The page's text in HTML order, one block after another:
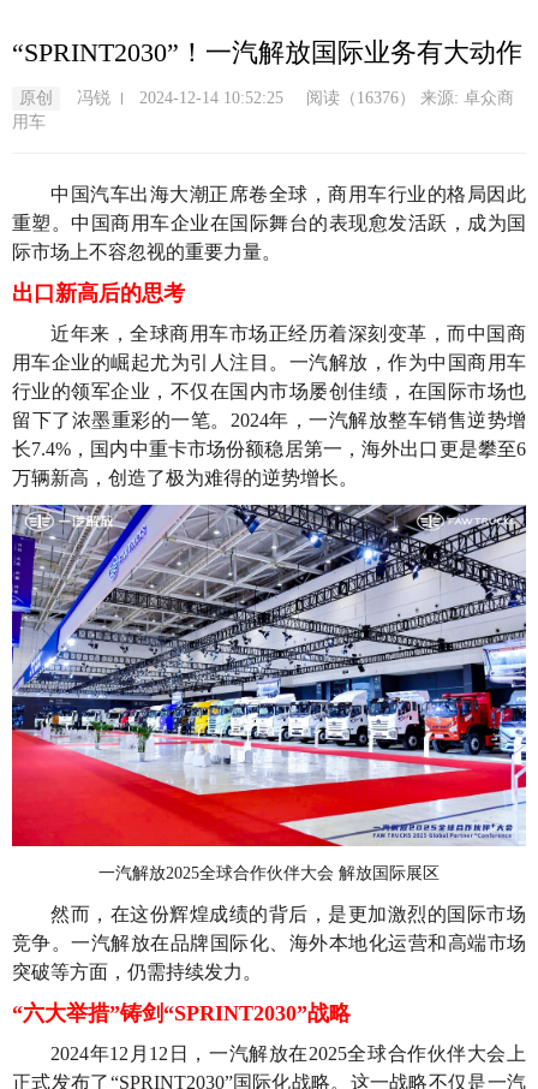
转
到
主
“SPRINT2030”！一汽解放国际业务有大动作
原创 冯锐 2024-12-14 10:52:25 阅读（16376）
来源: 卓众商
用车
中国汽车出海大潮正席卷全球，商用车行业的格局因此
重塑。中国商用车企业在国际舞台的表现愈发活跃，成为国
际市场上不容忽视的重要力量。
出口新高后的思考
近年来，全球商用车市场正经历着深刻变革，而中国商
用车企业的崛起尤为引人注目。一汽解放，作为中国商用车
行业的领军企业，不仅在国内市场屡创佳绩，在国际市场也
留下了浓墨重彩的一笔。2024年，一汽解放整车销售逆势增
长7.4%，国内中重卡市场份额稳居第一，海外出口更是攀至6
万辆新高，创造了极为难得的逆势增长。
一汽解放2025全球合作伙伴大会 解放国际展区
然而，在这份辉煌成绩的背后，是更加激烈的国际市场
竞争。一汽解放在品牌国际化、海外本地化运营和高端市场
突破等方面，仍需持续发力。
“六大举措”铸剑“SPRINT2030”战略
2024年12月12日，一汽解放在2025全球合作伙伴大会上
正式发布了“SPRINT2030”国际化战略。这一战略不仅是一汽